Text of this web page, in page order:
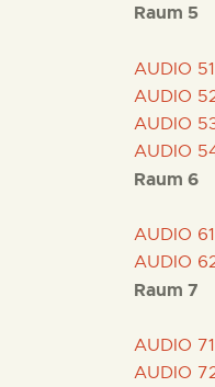
Raum 5
AUDIO
AUDIO
AUDIO
AUDIO
Raum 6
AUDIO
AUDIO
Raum 7
AUDIO
AUDIO